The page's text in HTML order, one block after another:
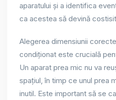
aparatului și a identifica
ca acestea să devină
Alegerea dimensiunii
condiționat este crucială
Un aparat prea mic nu va
spațiul, în timp ce unul prea
inutil. Este important să se